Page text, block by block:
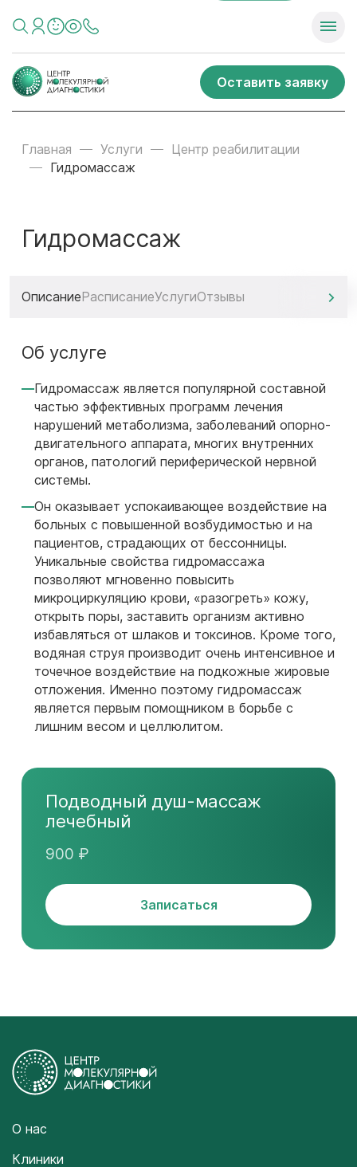
Оставить заявку
Главная Услуги
Центр реабилитации
Гидромассаж
Гидромассаж
ОписаниеРасписаниеУслугиОтзывы
Об услуге
Гидромассаж является популярной составной
частью эффективных программ лечения
нарушений метаболизма, заболеваний опорно-
двигательного аппарата, многих внутренних
органов, патологий периферической нервной
системы.
Он оказывает успокаивающее воздействие на
больных с повышенной возбудимостью и на
пациентов, страдающих от бессонницы.
Уникальные свойства гидромассажа
позволяют мгновенно повысить
микроциркуляцию крови, «разогреть» кожу,
открыть поры, заставить организм активно
избавляться от шлаков и токсинов. Кроме того,
водяная струя производит очень интенсивное и
точечное воздействие на подкожные жировые
отложения. Именно поэтому гидромассаж
является первым помощником в борьбе с
лишним весом и целлюлитом.
Подводный душ-массаж
лечебный
900 ₽
Записаться
О нас
Клиники